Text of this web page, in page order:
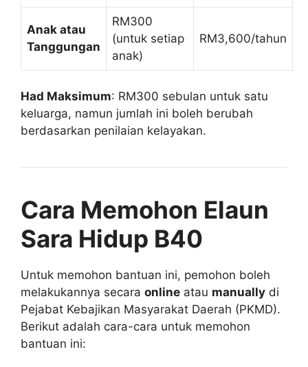
Anak atau
Tanggungan
RM300
(untuk setiap
anak)
RM3,600/tahun
Had Maksimum: RM300 sebulan untuk satu
keluarga, namun jumlah ini boleh berubah
berdasarkan penilaian kelayakan.
Cara Memohon Elaun
Sara Hidup B40
Untuk memohon bantuan ini, pemohon boleh
melakukannya secara online atau manually di
Pejabat Kebajikan Masyarakat Daerah (PKMD).
Berikut adalah cara-cara untuk memohon
bantuan ini: